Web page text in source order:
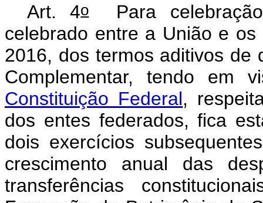
Art. 4oPara
celebrado entre a União e
2016, dos termos aditivos de
Complementar, tendo
Constituição Federal,
dos entes federados, fica
dois exercícios
crescimento anual das
transferências